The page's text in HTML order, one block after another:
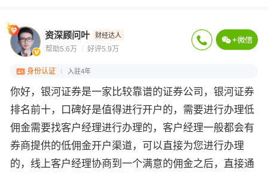
资深顾问叶 财经达人
帮助5.6万 好评5.9万
身份认证 入驻4年
你好，银河证券是一家比较靠谱的证券公司，银河证券
排名前十，口碑好是值得进行开户的，需要进行办理低
佣金需要找客户经理进行办理的，客户经理一般都会有
券商提供的低佣金开户渠道，可以直接为您进行办理
的，线上客户经理协商到一个满意的佣金之后，直接通